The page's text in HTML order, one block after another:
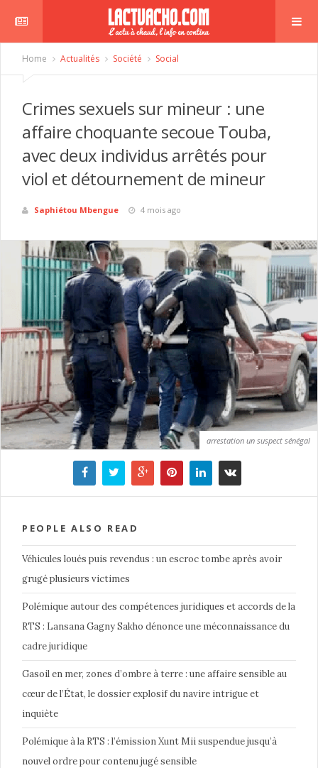
Home Actualités Société Social
Crimes sexuels sur mineur : une
affaire choquante secoue Touba,
avec deux individus arrêtés pour
viol et détournement de mineur
Saphiétou Mbengue 4 mois ago
arrestation un suspect sénégal
PEOPLE ALSO READ
Véhicules loués puis revendus : un escroc tombe après avoir
grugé plusieurs victimes
Polémique autour des compétences juridiques et accords de la
RTS : Lansana Gagny Sakho dénonce une méconnaissance du
cadre juridique
Gasoil en mer, zones d’ombre à terre : une affaire sensible au
cœur de l’État, le dossier explosif du navire intrigue et
inquiète
Polémique à la RTS : l’émission Xunt Mii suspendue jusqu’à
nouvel ordre pour contenu jugé sensible